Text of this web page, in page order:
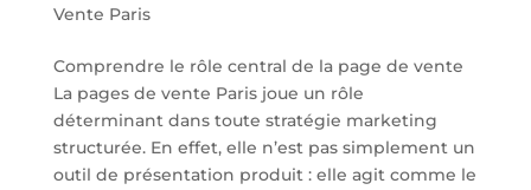
Vente Paris
Comprendre le rôle central de la page de vente
La pages de vente Paris joue un rôle
déterminant dans toute stratégie marketing
structurée. En effet, elle n’est pas simplement un
outil de présentation produit : elle agit comme le